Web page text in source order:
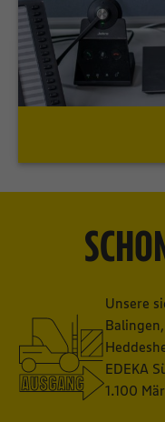
Unsere
EDEKA
1.100